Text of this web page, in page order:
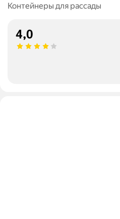
Контейнеры для рассады
4,0